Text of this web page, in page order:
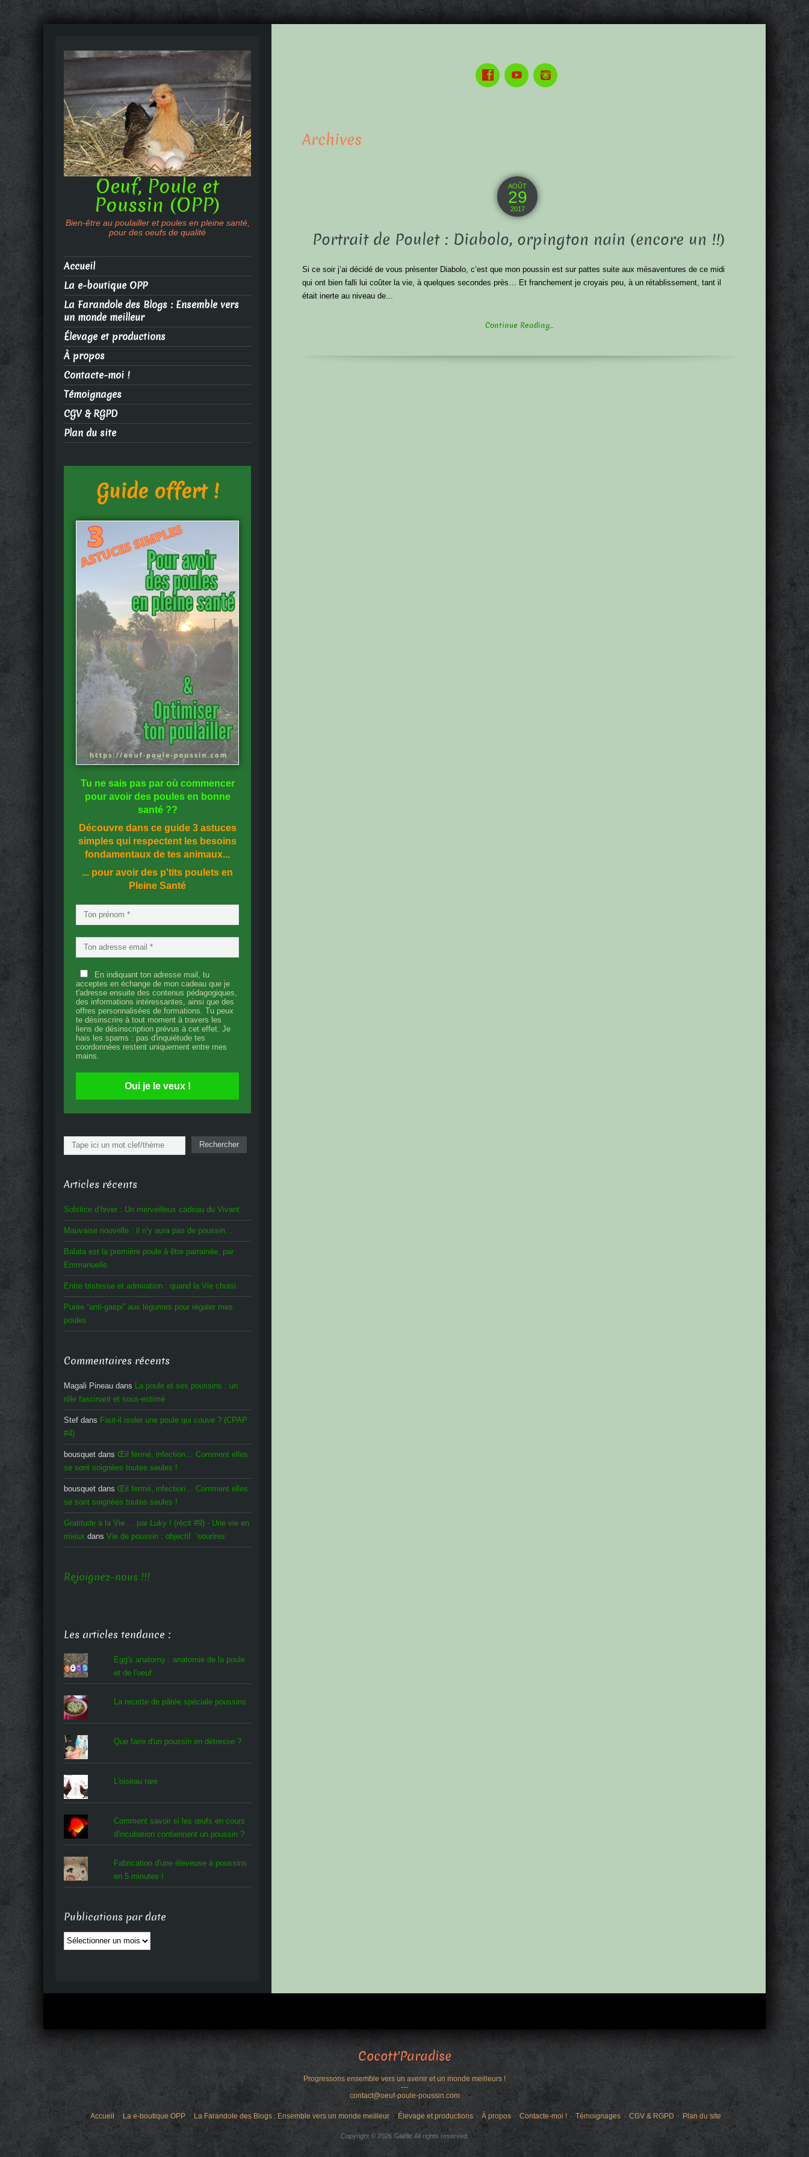
Archives
AOÛT
29
2017
Portrait de Poulet : Diabolo, orpington nain (encore un !!)
Si ce soir j’ai décidé de vous présenter Diabolo, c’est que mon poussin est sur pattes suite aux mésaventures de ce midi
qui ont bien falli lui coûter la vie, à quelques secondes près… Et franchement je croyais peu, à un rétablissement, tant il
était inerte au niveau de...
Continue Reading...
Oeuf, Poule et
Poussin (OPP)
Bien-être au poulailler et poules en pleine santé,
pour des oeufs de qualité
Accueil
La e-boutique OPP
La Farandole des Blogs : Ensemble vers
un monde meilleur
Élevage et productions
À propos
Contacte-moi !
Témoignages
CGV & RGPD
Plan du site
Guide offert !
Tu ne sais pas par où commencer
pour avoir des poules en bonne
santé??
Découvre dans ce guide 3 astuces
simples qui respectent les besoins
fondamentaux de tes animaux...
... pour avoir des p'tits poulets en
Pleine Santé
En indiquant ton adresse mail, tu
acceptes en échange de mon cadeau que je
t'adresse ensuite des contenus pédagogiques,
des informations intéressantes, ainsi que des
offres personnalisées de formations. Tu peux
te désinscrire à tout moment à travers les
liens de désinscription prévus à cet effet. Je
hais les spams : pas d'inquiétude tes
coordonnées restent uniquement entre mes
mains.
Oui je le veux !
Rechercher Rechercher
Articles récents
Solstice d’hiver : Un merveilleux cadeau du Vivant
Mauvaise nouvelle : il n’y aura pas de poussin…
Balata est la première poule à être parrainée, par
Emmanuelle.
Entre tristesse et admiration : quand la Vie choisi.
Purée “anti-gaspi” aux légumes pour régaler mes
poules
Commentaires récents
Magali Pineau dans La poule et ses poussins : un
rôle fascinant et sous-estimé
Stef dans Faut-il isoler une poule qui couve ? (CPAP
#4)
bousquet dans Œil fermé, infection… Comment elles
se sont soignées toutes seules !
bousquet dans Œil fermé, infection… Comment elles
se sont soignées toutes seules !
Gratitude à la Vie ... par Luky ! (récit #9) - Une vie en
mieux dans Vie de poussin : objectif ‘sourires’
Rejoignez-nous !!!
Les articles tendance :
Egg's anatomy : anatomie de la poule
et de l'oeuf
La recette de pâtée spéciale poussins
Que faire d'un poussin en détresse ?
L'oiseau rare
Comment savoir si les œufs en cours
d'incubation contiennent un poussin ?
Fabrication d'une éleveuse à poussins
en 5 minutes !
Publications par date
Publications
par
Cocott'Paradise
Progressons ensemble vers un avenir et un monde meilleurs !
---
contact@oeuf-poule-poussin.com
Accueil La e-boutique OPP La Farandole des Blogs : Ensemble vers un monde meilleur Élevage et productions À propos Contacte-moi ! Témoignages CGV & RGPD Plan du site
Copyright © 2026 Gaëlle.All rights reserved.